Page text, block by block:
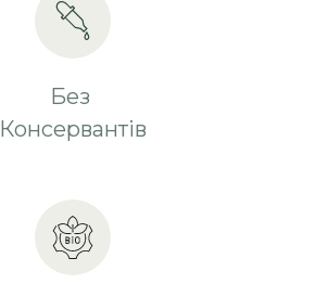
Без
Консервантів